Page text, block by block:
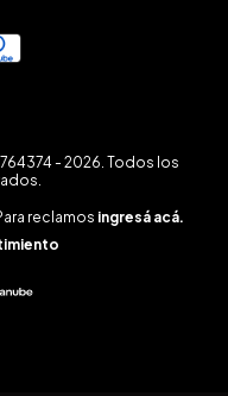
- 2026. Todos los
reclamos ingresá acá.